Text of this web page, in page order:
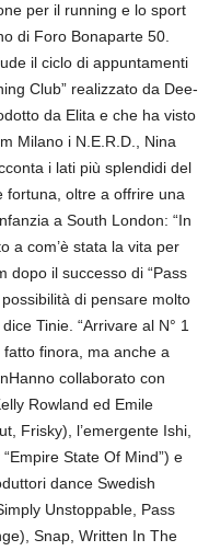
per il running e lo sport
di Foro Bonaparte 50.
il ciclo di appuntamenti
Club” realizzato da Dee-
da Elita e che ha visto
Milano i N.E.R.D., Nina
i lati più splendidi del
fortuna, oltre a offrire una
a South London: “In
a com’è stata la vita per
dopo il successo di “Pass
di pensare molto
Tinie. “Arrivare al N° 1
finora, ma anche a
collaborato con
Rowland ed Emile
Frisky), l’emergente Ishi,
State Of Mind”) e
dance Swedish
Unstoppable, Pass
Snap, Written In The